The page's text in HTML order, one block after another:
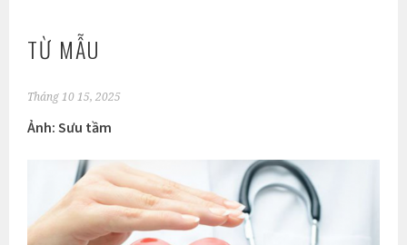
TỪ MẪU
Tháng 10 15, 2025
Ảnh: Sưu tầm